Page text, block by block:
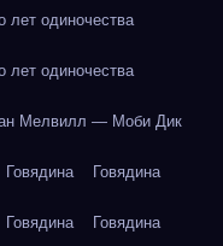
лет одиночества
лет одиночества
Мелвилл — Моби Дик
Говядина Говядина
Говядина Говядина